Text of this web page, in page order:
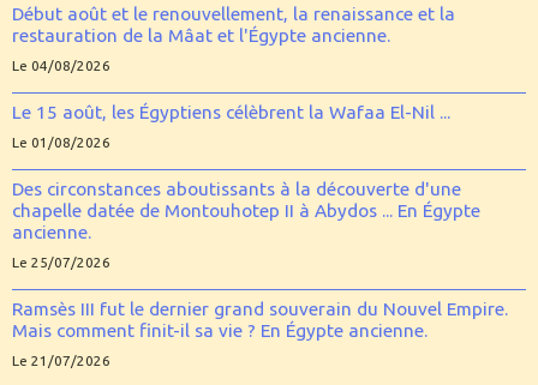
Début août et le renouvellement, la renaissance et la
restauration de la Mâat et l'Égypte ancienne.
Le 04/08/2026
Le 15 août, les Égyptiens célèbrent la Wafaa El-Nil ...
Le 01/08/2026
Des circonstances aboutissants à la découverte d'une
chapelle datée de Montouhotep II à Abydos ... En Égypte
ancienne.
Le 25/07/2026
Ramsès III fut le dernier grand souverain du Nouvel Empire.
Mais comment finit-il sa vie ? En Égypte ancienne.
Le 21/07/2026